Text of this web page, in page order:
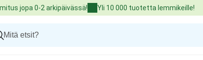
jopa 0-2 arkipäivässä! Yli 10 000 tuotetta lemmikeille!